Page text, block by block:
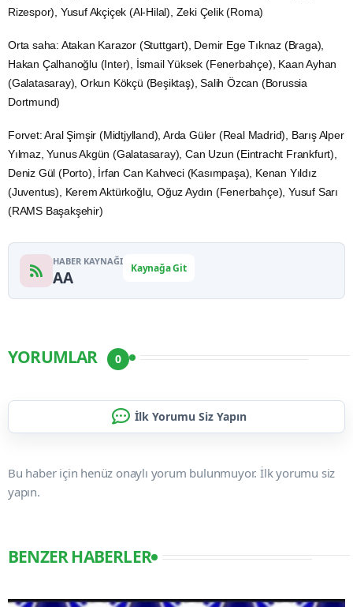
Rizespor), Yusuf Akçiçek (Al-Hilal), Zeki Çelik (Roma)
Orta saha: Atakan Karazor (Stuttgart), Demir Ege Tıknaz (Braga),
Hakan Çalhanoğlu (Inter), İsmail Yüksek (Fenerbahçe), KaanAyhan
(Galatasaray), Orkun Kökçü (Beşiktaş), Salih Özcan (Borussia
Dortmund)
Forvet: Aral Şimşir (Midtjylland),Arda Güler (Real Madrid), Barış Alper
Yılmaz,YunusAkgün (Galatasaray), Can Uzun (Eintracht Frankfurt),
Deniz Gül (Porto), İrfan Can Kahveci (Kasımpaşa), Kenan Yıldız
(Juventus), Kerem Aktürkoğlu, OğuzAydın (Fenerbahçe), Yusuf Sarı
(RAMS Başakşehir)
HABER KAYNAĞI
AA Kaynağa Git
YORUMLAR 0
İlk Yorumu Siz Yapın
Bu haber için henüz onaylı yorum bulunmuyor. İlk yorumu siz
yapın.
BENZER HABERLER